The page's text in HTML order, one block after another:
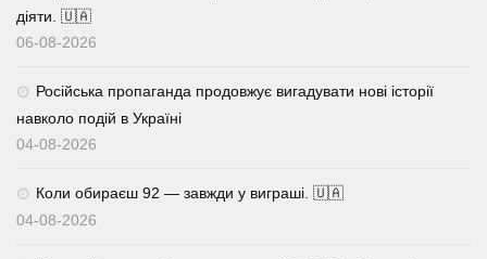
#Війна
діяти. 🇺🇦
06-08-2026
Російська пропаганда продовжує вигадувати нові історії
навколо подій в Україні
04-08-2026
Коли обираєш 92 — завжди у виграші. 🇺🇦
04-08-2026